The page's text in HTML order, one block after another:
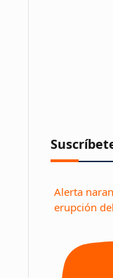
Alerta
erupción